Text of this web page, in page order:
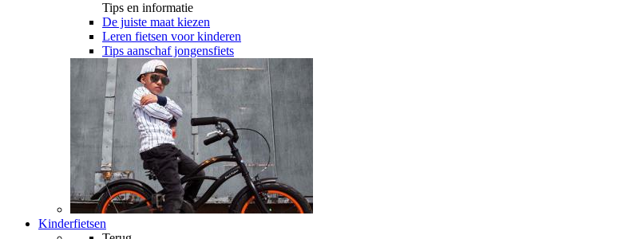
Tips en informatie
De juiste maat kiezen
Leren fietsen voor kinderen
Tips aanschaf jongensfiets
Kinderfietsen